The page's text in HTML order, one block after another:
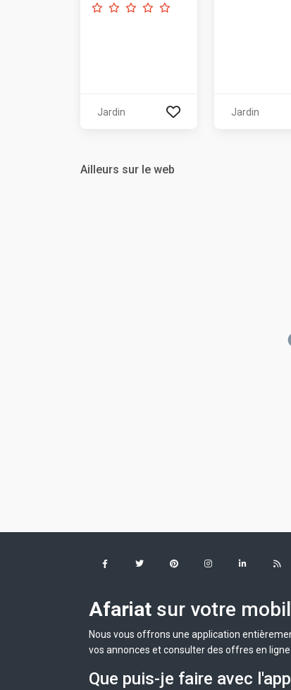
Jardin Jardin
Ailleurs sur le web
Afariat sur votre
Nous vous offrons une application
vos annonces et consulter des offres en
Que puis-je faire avec